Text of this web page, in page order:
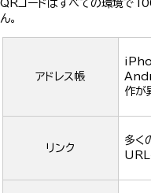
QRコードはすべての環境で
ん。
アドレス帳
作が
リンク
多く
URL